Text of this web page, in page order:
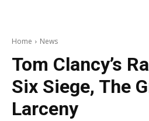
Home News
Tom Clancy’s
Six Siege, The
Larceny